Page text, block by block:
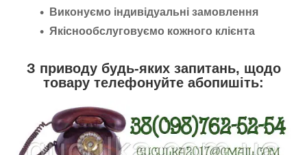
Виконуємо індивідуальні замовлення
Якіснообслуговуємо кожного клієнта
З приводу будь-яких запитань, щодо
товару телефонуйте абопишіть: